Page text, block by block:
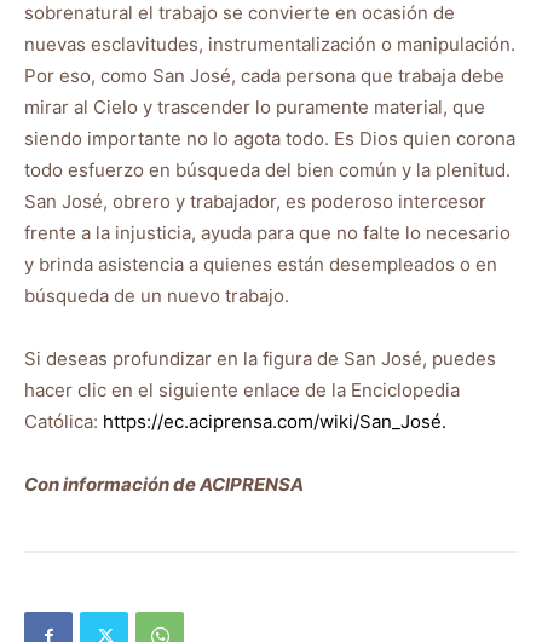
sobrenatural el trabajo se convierte en ocasión de
nuevas esclavitudes, instrumentalización o manipulación.
Por eso, como San José, cada persona que trabaja debe
mirar al Cielo y trascender lo puramente material, que
siendo importante no lo agota todo. Es Dios quien corona
todo esfuerzo en búsqueda del bien común y la plenitud.
San José, obrero y trabajador, es poderoso intercesor
frente a la injusticia, ayuda para que no falte lo necesario
y brinda asistencia a quienes están desempleados o en
búsqueda de un nuevo trabajo.
Si deseas profundizar en la figura de San José, puedes
hacer clic en el siguiente enlace de la Enciclopedia
Católica: https://ec.aciprensa.com/wiki/San_José.
Con información de ACIPRENSA